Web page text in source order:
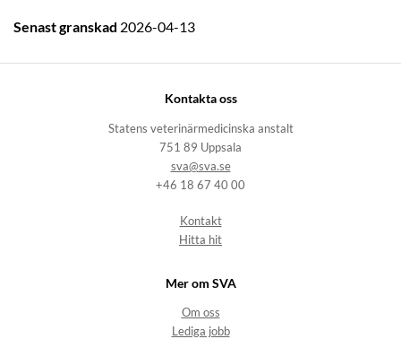
Senast granskad 2026-04-13
Kontakta oss
Statens veterinärmedicinska anstalt
751 89 Uppsala
sva@sva.se
+46 18 67 40 00
Kontakt
Hitta hit
Mer om SVA
Om oss
Lediga jobb